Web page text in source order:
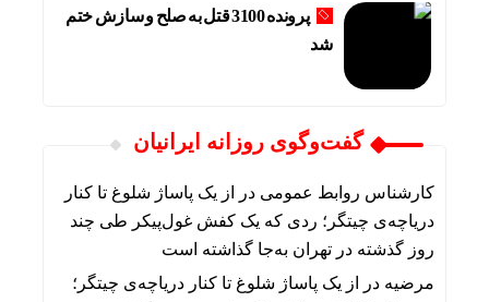
پرونده 3100 قتل به صلح و سازش ختم
شد
گفت‌وگوی روزانه ایرانیان
کارشناس روابط عمومی در
از یک پاساژ شلوغ تا کنار
دریاچه‌ی چیتگر؛ ردی که یک کفش غول‌پیکر طی چند
روز گذشته در تهران به‌جا گذاشته است
مرضیه در
از یک پاساژ شلوغ تا کنار دریاچه‌ی چیتگر؛